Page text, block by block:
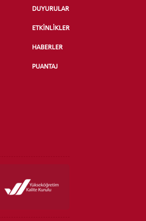
DUYURULAR
ETKİNLİKLER
HABERLER
PUANTAJ